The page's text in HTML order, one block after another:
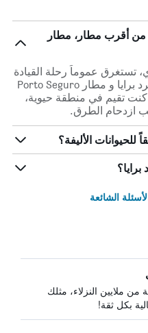
من أقرب مطار، مطار
تستغرق عموماً رحلة القيادة
لمسافة 10.2 كم بين فندق فيل فيرد برايا و مطار Porto Seguro
حوالي 0س 07د. إذا كنت تقيم في منطقة حيوية،
ازدحام الطرق.
للحيوانات الأليفة؟
الشائعة
من ملايين النزلاء، مثلك
بكل ثقة!